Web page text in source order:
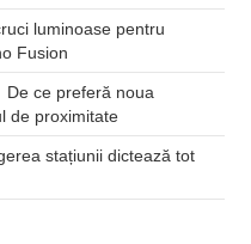
luminoase pentru
Fusion
De ce preferă noua
de proximitate
stațiunii dictează tot